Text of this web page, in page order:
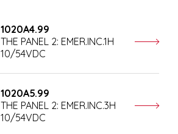
1020A4.99
THE PANEL 2: EMER.INC.1H
10/54VDC
1020A5.99
THE PANEL 2: EMER.INC.3H
10/54VDC